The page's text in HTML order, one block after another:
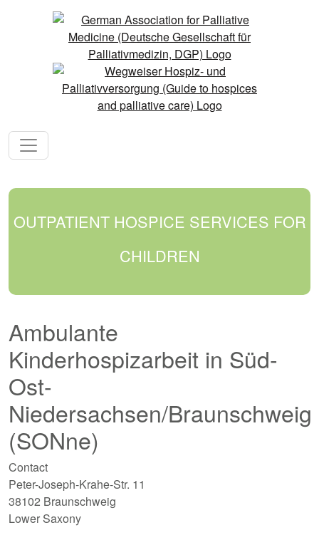
OUTPATIENT HOSPICE SERVICES FOR
CHILDREN
Ambulante
Kinderhospizarbeit in Süd-
Ost-
Niedersachsen/Braunschweig
(SONne)
Contact
Peter-Joseph-Krahe-Str. 11
38102 Braunschweig
Lower Saxony